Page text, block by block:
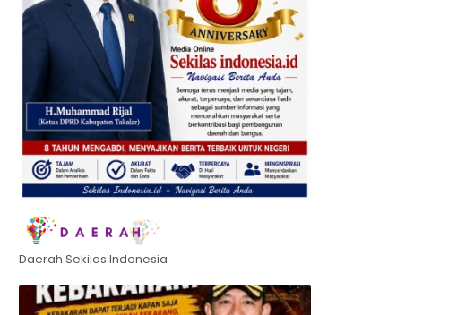
Daerah Sekilas Indonesia